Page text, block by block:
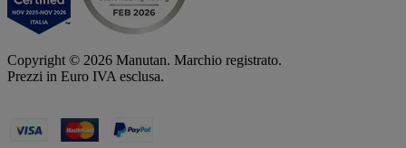
Copyright © 2026 Manutan. Marchio registrato.
Prezzi in Euro IVA esclusa.